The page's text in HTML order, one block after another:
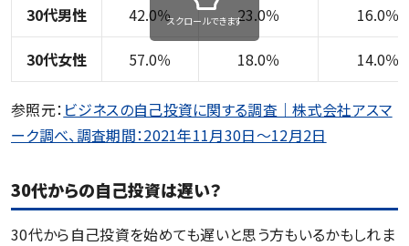
30代男性 42.0％ 23.0％ 16.0％
30代女性 57.0％ 18.0％ 14.0％
スクロールできます
参照元： ビジネスの自己投資に関する調査｜株式会社アスマ
ーク調べ、調査期間：2021年11月30日～12月2日
30代からの自己投資は遅い？
30代から自己投資を始めても遅いと思う方もいるかもしれま